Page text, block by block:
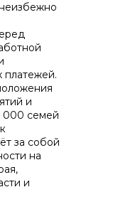
платежей.
и
000 семей
за собой
на
и